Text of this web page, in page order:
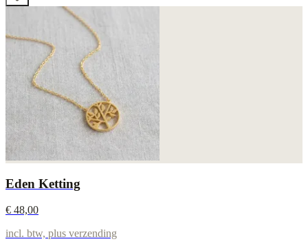
Eden Ketting
€ 48,00
incl. btw, plus verzending